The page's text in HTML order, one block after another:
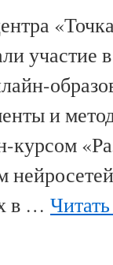
участие
и
курсом
в …